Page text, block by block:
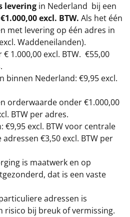
levering in Nederland bij een
€1.000,00 excl. BTW. Als het één
met levering op één adres in
Waddeneilanden).
€ 1.000,00 excl. BTW. €55,00
binnen Nederland: €9,95 excl.
orderwaarde onder €1.000,00
BTW per adres.
excl. BTW voor centrale
€3,50 excl. BTW per
is maatwerk en op
dat is een vaste
adressen is
risico bij breuk of vermissing.